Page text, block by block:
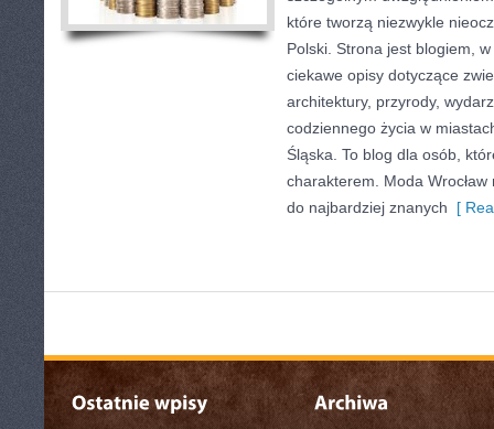
które tworzą niezwykle
Polski. Strona jest blogiem,
ciekawe opisy dotyczące
architektury, przyrody,
codziennego życia w
Śląska. To blog dla osób,
charakterem. Moda Wrocław
do najbardziej znanych [